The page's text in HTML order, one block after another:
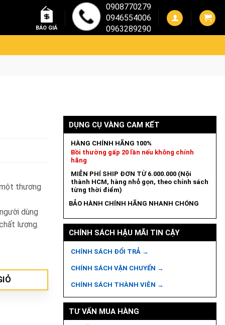
BÁO GIÁ
0908770279
0946554006
0963289290
thương
dùng
lượng.
DỤNG CỤ VÀNG CAM KẾT
HÀNG CHÍNH HÃNG 100%
Bồi thường gấp 20 lần nếu không chính
hãng
MIỄN PHÍ SHIP ĐƠN TỪ 6.000.000 (Nội
thành HCM, hàng nhỏ gọn, theo chính sách
từng thời điểm)
BẢO HÀNH CHÍNH HÃNG NHANH CHÓNG
CHÍNH SÁCH HẬU MÃI TIN CẬY
CHÍNH SÁCH ĐỔI TRẢ →
CHÍNH SÁCH VẬN CHUYỂN →
CHÍNH SÁCH THÀNH VIÊN →
TƯ VẤN MUA HÀNG